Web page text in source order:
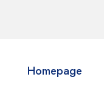
Homepage